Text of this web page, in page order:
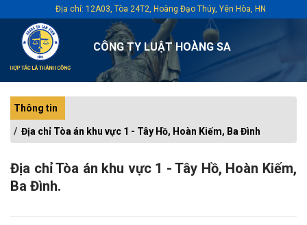
CÔNG TY LUẬT HOÀNG SA
Địa chỉ: 12A03, Tòa 24T2, Hoàng Đạo Thúy, Yên Hòa, HN
Thông tin
Địa chỉ Tòa án khu vực 1 - Tây Hồ, Hoàn Kiếm, Ba Đình
Địa chỉ Tòa án khu vực 1 - Tây Hồ, Hoàn Kiếm,
Ba Đình.